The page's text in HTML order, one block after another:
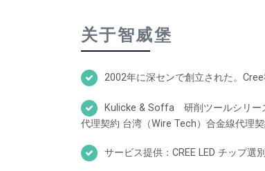
关于智威堡
2002年に深センで創立された。
Kulicke & Soffa 研削ツールシリー
代理契約 台湾（Wire Tech）合金線代理
サービス提供：CREE LED チップ選